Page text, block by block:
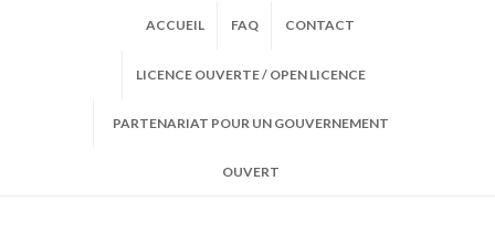
ACCUEIL FAQ CONTACT
LICENCE OUVERTE / OPEN LICENCE
PARTENARIAT POUR UN GOUVERNEMENT
OUVERT